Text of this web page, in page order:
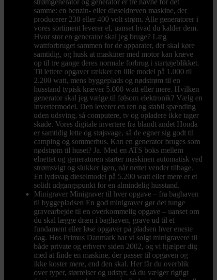
strømgenerator og generator er tre navne for det
samme: en benzin- eller dieseldreven maskine, der
producerer 230 eller 400 volt strøm. Alle generatorer i
vores sortiment leverer el, uanset hvad du kalder dem.
Hvor stor en generator skal jeg bruge? Læg
wattforbruget sammen for de apparater, der skal køre
samtidig, og husk at maskiner med motor kan kræve
op til tre gange deres normale forbrug i startøjeblikket.
Til lettere opgaver rækker en lille model på 1.000 til
2.200 watt, mens byggeplads og nødstrøm til en
husstand typisk kræver 5.000 watt eller mere. Hvilken
generator skal jeg vælge til følsom elektronik? Vælg en
invertermodel. Den leverer en ren og stabil spænding
uden udsving, så computere, tv og opladere ikke tager
skade. Vores digitale invertere fra blandt andet Honda
er samtidig lette og støjsvage, så de egner sig godt til
camping og sommerhus. Kan en generator bruges som
nødstrøm til huset? Ja. Med en ATS boks mellem
elnettet og generatoren starter maskinen automatisk ved
strømsvigt og slukker igen, når nettet vender tilbage.
En lydsvag dieselmodel på 5.200 watt eller mere er et
solidt udgangspunkt for en almindelig husstand.
Minigraver Minigraver til hver opgave – fra baghaven
til byggepladsen En god minigraver gør det tunge
gravearbejde til en overkommelig opgave – uanset om
du skal lægge dræn i baghaven, grave ud til et
fundament eller løse opgaver på pladsen hver eneste
dag. Hos Primus Danmark har vi solgt minigravere til
både private og erhverv siden 2002, og vi hjælper dig
med at finde en maskine, der passer til opgaven og
ikke koster mere, end den skal. Her får du overblik
over typer, størrelser og udstyr, så du vælger rigtigt